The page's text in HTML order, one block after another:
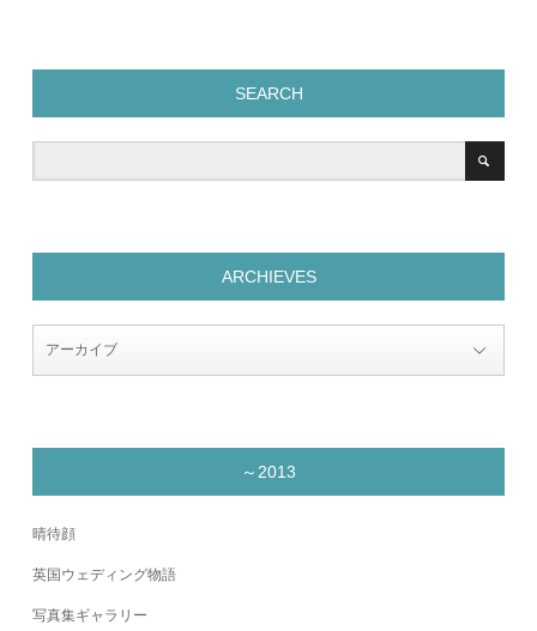
SEARCH
ARCHIEVES
～2013
晴待顔
英国ウェディング物語
写真集ギャラリー